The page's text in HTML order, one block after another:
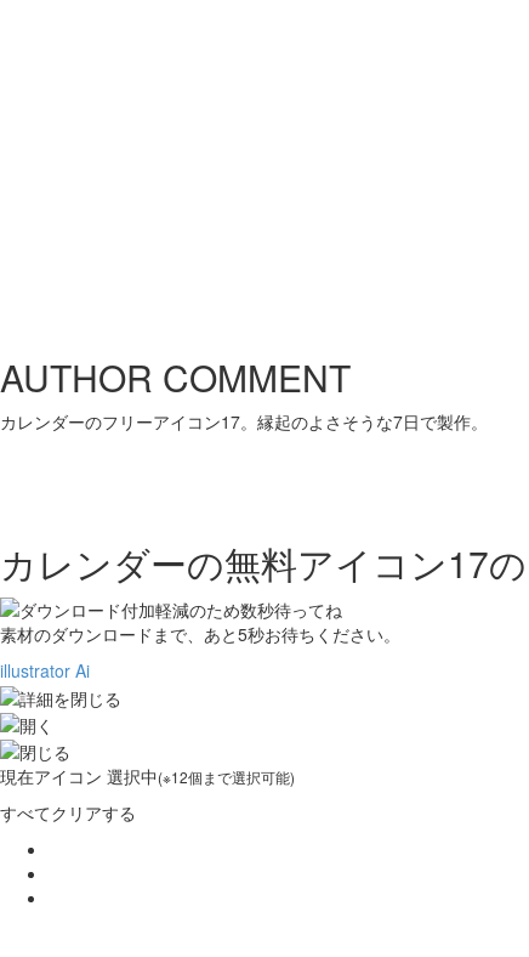
AUTHOR COMMENT
カレンダーのフリーアイコン17。縁起のよさそうな7日で製作。
カレンダーの無料アイコン17の
素材のダウンロードまで、あと5秒お待ちください。
illustrator Ai
現在アイコン 選択中(※12個まで選択可能)
すべてクリアする